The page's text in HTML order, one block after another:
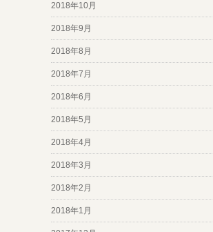
2018年10月
2018年9月
2018年8月
2018年7月
2018年6月
2018年5月
2018年4月
2018年3月
2018年2月
2018年1月